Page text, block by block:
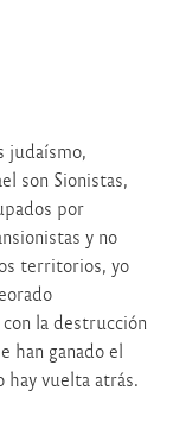
judaísmo,
son Sionistas,
por
y no
territorios, yo
la destrucción
han ganado el
vuelta atrás.